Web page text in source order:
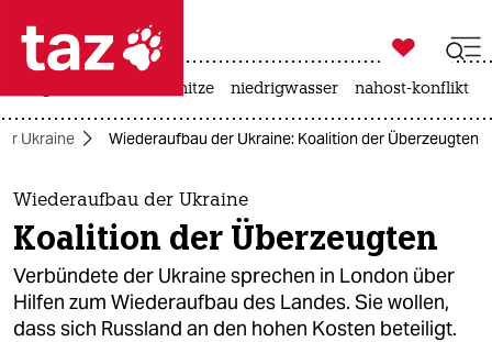
 taz zahl ich
taz zahl ich
themen
politik
öko

taz zahl ich
hitze niedrigwasser nahost-konflikt
Ukraine Wiederaufbau der Ukraine: Koalition der Überzeugten
Wiederaufbau der Ukraine
Koalition der Überzeugten
Verbündete der Ukraine sprechen in London über
Hilfen zum Wiederaufbau des Landes. Sie wollen,
dass sich Russland an den hohen Kosten beteiligt.